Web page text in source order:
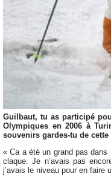
Guilbaut, tu as participé
Olympiques en 2006 à
souvenirs gardes-tu de
« Ca a été un grand pas dans
claque. Je n’avais pas
j’avais le niveau pour en faire